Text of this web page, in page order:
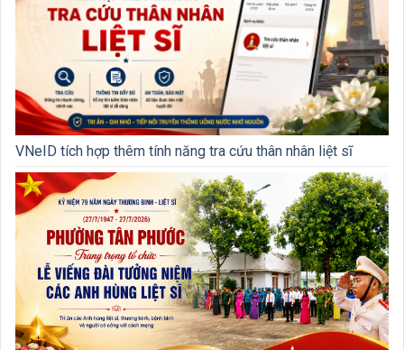
VNeID tích hợp thêm tính năng tra cứu thân nhân liệt sĩ